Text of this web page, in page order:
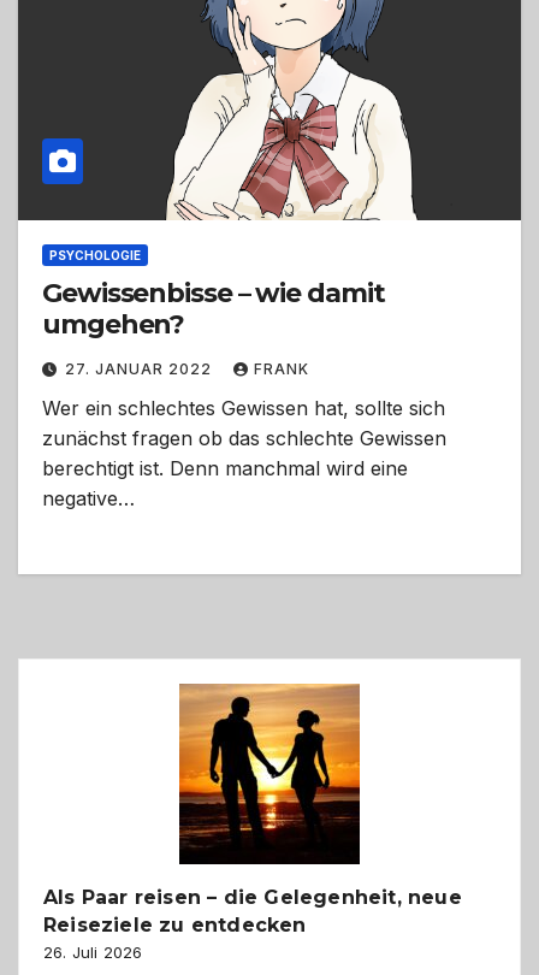
PSYCHOLOGIE
Gewissenbisse – wie damit
umgehen?
27. JANUAR 2022 FRANK
Wer ein schlechtes Gewissen hat, sollte sich
zunächst fragen ob das schlechte Gewissen
berechtigt ist. Denn manchmal wird eine
negative…
Als Paar reisen – die Gelegenheit, neue
Reiseziele zu entdecken
26. Juli 2026